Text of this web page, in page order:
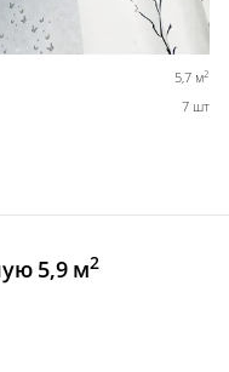
5,7 м2
7 шт
5,9 м2